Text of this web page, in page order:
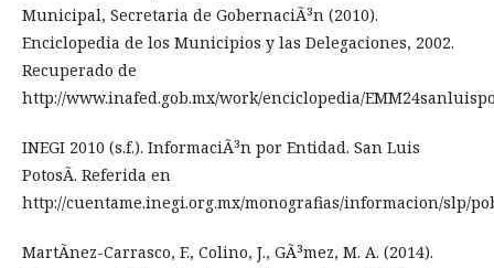
Municipal, Secretaria de GobernaciÃ³n (2010).
Enciclopedia de los Municipios y las Delegaciones, 2002.
Recuperado de
http://www.inafed.gob.mx/work/enciclopedia/
INEGI 2010 (s.f.). InformaciÃ³n por Entidad. San Luis
PotosÃ­. Referida en
http://cuentame.inegi.org.mx/monografias/informacion/slp/
MartÃ­nez-Carrasco, F., Colino, J., GÃ³mez, M. A. (2014).